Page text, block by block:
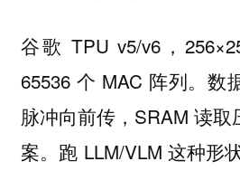
谷歌 TPU v5/v6，
65536 个 MAC 阵列。数
脉冲向前传，SRAM 读
案。跑 LLM/VLM 这种形